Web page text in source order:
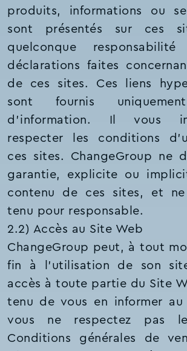
produits, informations ou
sont présentés sur ces
quelconque
déclarations faites
de ces sites. Ces liens
sont fournis
d’information. Il vous
respecter les conditions
ces sites. ChangeGroup ne
garantie, explicite ou
contenu de ces sites, et
tenu pour responsable.
2.2) Accès au Site Web
ChangeGroup peut, à tout
fin à l’utilisation de son
accès à toute partie du Site
tenu de vous en informer au
vous ne respectez pas
Conditions générales de